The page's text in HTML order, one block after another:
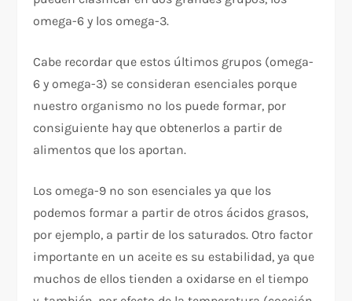
omega-6 y los omega-3.
Cabe recordar que estos últimos grupos (omega-
6 y omega-3) se consideran esenciales porque
nuestro organismo no los puede formar, por
consiguiente hay que obtenerlos a partir de
alimentos que los aportan.
Los omega-9 no son esenciales ya que los
podemos formar a partir de otros ácidos grasos,
por ejemplo, a partir de los saturados. Otro factor
importante en un aceite es su estabilidad, ya que
muchos de ellos tienden a oxidarse en el tiempo